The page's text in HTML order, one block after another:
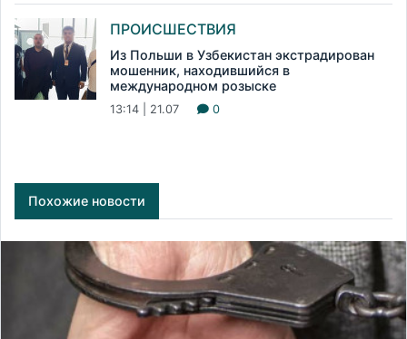
ПРОИСШЕСТВИЯ
Из Польши в Узбекистан экстрадирован
мошенник, находившийся в
международном розыске
13:14 | 21.07 0
Похожие новости